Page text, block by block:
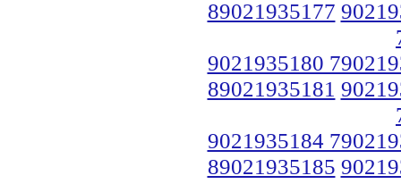
89021935177
9021935180
89021935181
9021935184
89021935185